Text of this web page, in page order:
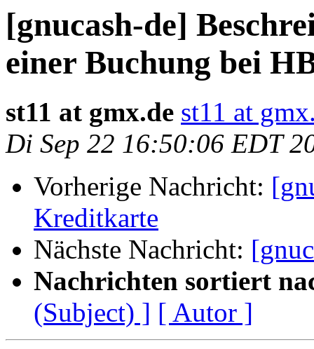
[gnucash-de]
einer Buchung bei
st11 at gmx.de st11 at
Di Sep 22 16:50:06 EDT
Vorherige Nachricht:
Kreditkarte
Nächste Nachricht:
Nachrichten sortiert
(Subject) ] [ Autor ]